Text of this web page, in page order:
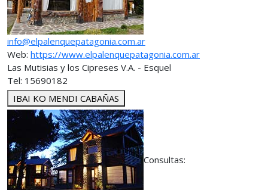
info@elpalenquepatagonia.com.ar
Web: https://www.elpalenquepatagonia.com.ar
Las Mutisias y los Cipreses V.A. - Esquel
Tel: 15690182
IBAI KO MENDI CABAÑAS
Consultas: